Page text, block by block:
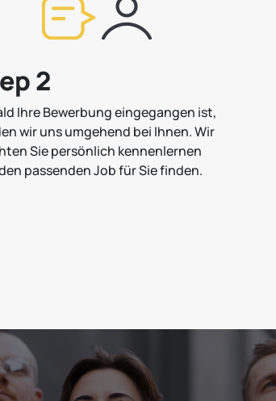
2
Ihre Bewerbung eingegangen ist,
wir uns umgehend bei Ihnen. Wir
Sie persönlich kennenlernen
passenden Job für Sie finden.